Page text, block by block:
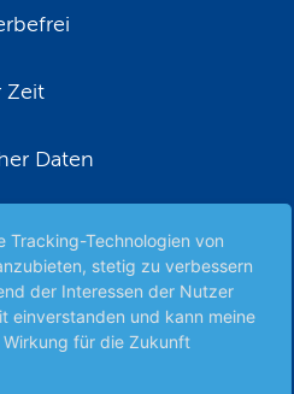
Zeit
Daten
Tracking-Technologien von
stetig zu verbessern
der Interessen der Nutzer
einverstanden und kann meine
für die Zukunft